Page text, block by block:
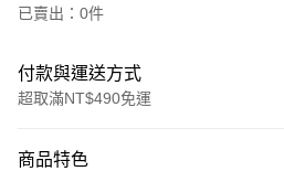
已賣出：0件
付款與運送方式
超取滿NT$490免運
信用卡一次付款
商品特色